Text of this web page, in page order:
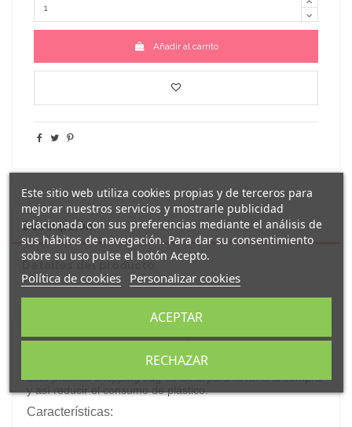
Añadir al carrito
Descripción
Detalles del producto
Reseñas(0)
Ampliay ligerabolsa de algodóndecorada con el
ser guapa no es fácil pero te acostumbras
Esta prácticashopping bages ideal para llevar a la compra
y así reducir el consumo de plástico.
Características:
Este sitio web utiliza cookies propias y de terceros para
mejorar nuestros servicios y mostrarle publicidad
relacionada con sus preferencias mediante el análisis de
sus hábitos de navegación. Para dar su consentimiento
sobre su uso pulse el botón Acepto.
Política de cookies Personalizar cookies
RECHAZAR
ACEPTAR